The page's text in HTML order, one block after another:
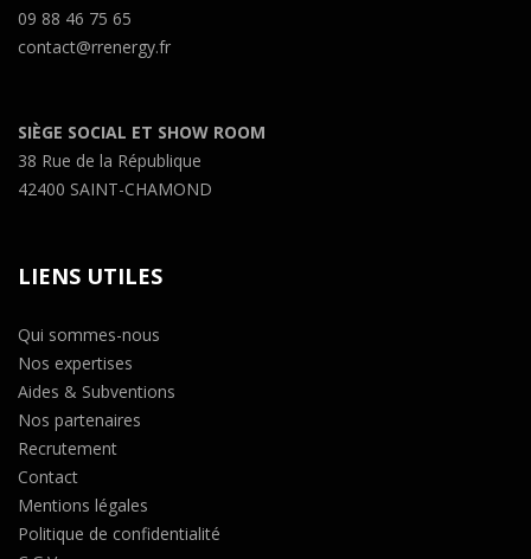
09 88 46 75 65
contact@rrenergy.fr
SIÈGE SOCIAL ET SHOW ROOM
38 Rue de la République
42400 SAINT-CHAMOND
LIENS UTILES
Qui sommes-nous
Nos expertises
Aides & Subventions
Nos partenaires
Recrutement
Contact
Mentions légales
Politique de confidentialité